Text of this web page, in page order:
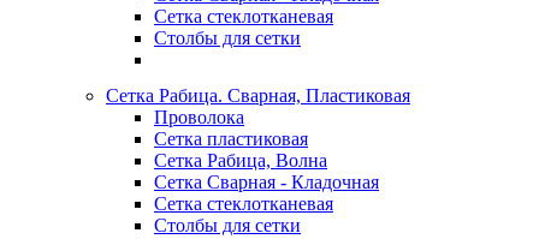
Сетка стеклотканевая
Столбы для сетки
Сетка Рабица. Сварная, Пластиковая
Проволока
Сетка пластиковая
Сетка Рабица, Волна
Сетка Сварная - Кладочная
Сетка стеклотканевая
Столбы для сетки